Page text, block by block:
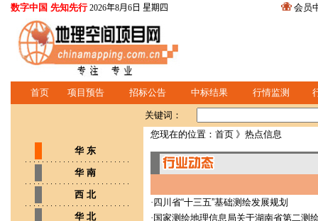
数字中国 先知先行 2026年8月6日 星期四 会员
首页 项目预告 招标公告 中标结果 行情监测
关键词：
华 东
华 南
西 北
华 北
您现在的位置： 首页 》热点信息
·四川省“十三五”基础测绘发展规划
· 国家测绘地理信息局关于湖南省第二测